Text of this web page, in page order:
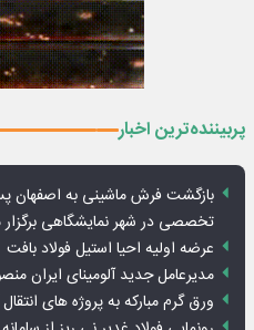
پربیننده‌ترین اخبار
بازگشت فرش ماشینی به اصفهان
تخصصی در شهر نمایشگاهی
عرضه اولیه احیا استیل فولاد بافت
مدیرعامل جدید آلومینای ایران
ورق گرم مبارکه به پروژه های